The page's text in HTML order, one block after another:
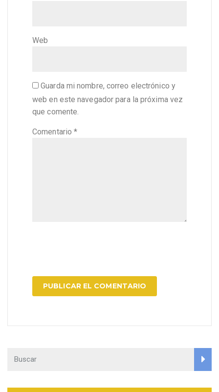
Web
Guarda mi nombre, correo electrónico y
web en este navegador para la próxima vez
que comente.
Comentario*